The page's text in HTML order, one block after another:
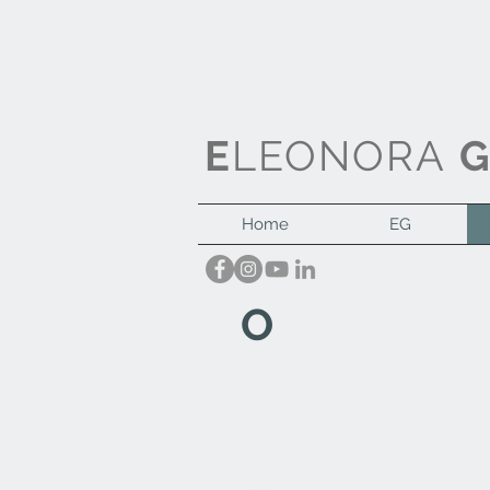
ELEONORA G
Home EG
O